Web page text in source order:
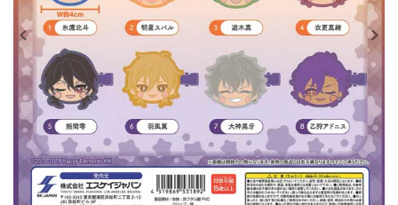
販促用空カプセル
レンタル
景品・玩具・文具
販促用カプセルトイ